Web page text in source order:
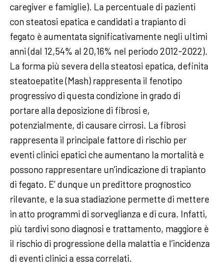
caregiver e famiglie). La percentuale di pazienti
con steatosi epatica e candidati a trapianto di
fegato è aumentata significativamente negli ultimi
anni (dal 12,54% al 20,16% nel periodo 2012-2022).
La forma più severa della steatosi epatica, definita
steatoepatite (Mash) rappresenta il fenotipo
progressivo di questa condizione in grado di
portare alla deposizione di fibrosi e,
potenzialmente, di causare cirrosi. La fibrosi
rappresenta il principale fattore di rischio per
eventi clinici epatici che aumentano la mortalità e
possono rappresentare un’indicazione di trapianto
di fegato. E’ dunque un predittore prognostico
rilevante, e la sua stadiazione permette di mettere
in atto programmi di sorveglianza e di cura. Infatti,
più tardivi sono diagnosi e trattamento, maggiore è
il rischio di progressione della malattia e l’incidenza
di eventi clinici a essa correlati.